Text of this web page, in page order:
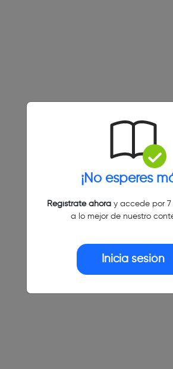
¡No esperes
Regístrate ahoray accede por 7
a lo mejor de nuestro
Inicia sesión